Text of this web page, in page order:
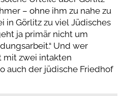
– ohne ihm zu nahe zu
in Görlitz zu viel Jüdisches
ja primär nicht um
Und wer
mit zwei intakten
auch der jüdische Friedhof